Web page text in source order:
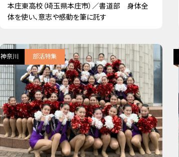
本庄東高校（埼玉県本庄市）／書道部 身体全
体を使い、意志や感動を筆に託す
神奈川 部活特集